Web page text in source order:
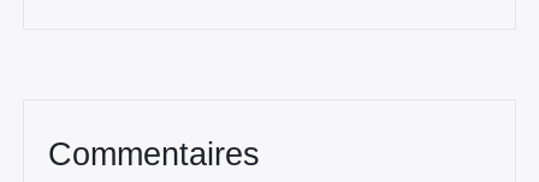
Commentaires